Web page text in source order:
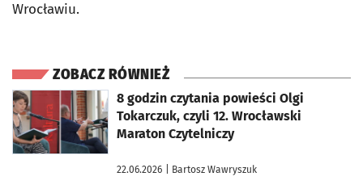
Wrocławiu.
ZOBACZ RÓWNIEŻ
8 godzin czytania powieści Olgi
Tokarczuk, czyli 12. Wrocławski
Maraton Czytelniczy
22.06.2026 | Bartosz Wawryszuk
otworzy się w nowej karcie